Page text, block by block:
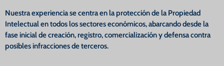
Nuestra experiencia se centra en la protección de la Propiedad
Intelectual en todos los sectores económicos, abarcando desde la
fase inicial de creación, registro, comercialización y defensa contra
posibles infracciones de terceros.